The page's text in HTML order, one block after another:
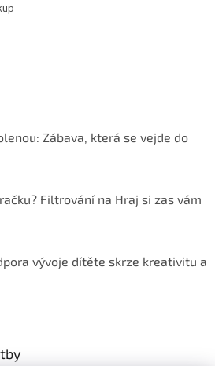
Zábava, která se vejde do
Filtrování na Hraj si zas vám
vývoje dítěte skrze kreativitu a